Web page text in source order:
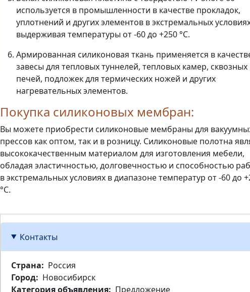
используется в промышленности в качестве прокладок,
уплотнений и других элементов в экстремальных
выдерживая температуры от -60 до +250 °C.
Армированная силиконовая ткань применяется в
завесы для тепловых туннелей, тепловых камер, сквозных
печей, подложек для термических ножей и других
нагревательных элементов.
Покупка силиконовых мембран:
Вы можете приобрести силиконовые мембраны для
прессов как оптом, так и в розницу. Силиконовые полотна
высококачественным материалом для изготовления мебели,
обладая эластичностью, долговечностью и способностью
в экстремальных условиях в диапазоне температур от -60 до
°C.
Контакты
Страна
Россия
Город
Новосибирск
Категория объявления
Предложение